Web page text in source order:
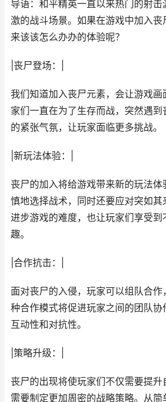
导语：和平精英一直以来热门的射击
激的战斗场景。如果在游戏中加入
来该该怎么办办的体验呢？
|丧尸登场：|
我们知道加入丧尸元素，会让游戏
家们一直在为了生存而战，突然遇
的紧张气氛，让玩家面临更多挑战。
|新玩法体验：|
丧尸的加入将给游戏带来新的玩法
慎地选择战术，同时还要应对突如
进步游戏的难度，也让玩家们享受到
趣。
|合作抗击：|
面对丧尸的入侵，玩家可以组队合
种合作模式将促进玩家之间的团队协
互动性和对抗性。
|策略升级：|
丧尸的出现将使玩家们不仅需要提
需要制定更加周密的战略策略。从